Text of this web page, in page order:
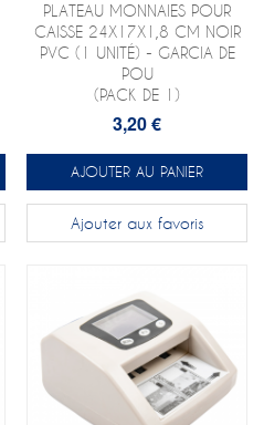
PLATEAU MONNAIES POUR
CAISSE 24X17X1,8 CM NOIR
PVC (1 UNITÉ) - GARCIA DE
POU
(PACK DE 1)
3,20 €
AJOUTER AU PANIER
Ajouter aux favoris